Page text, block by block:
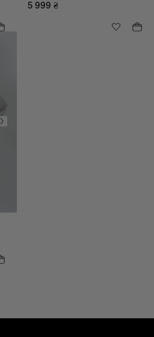
5 999 ₴